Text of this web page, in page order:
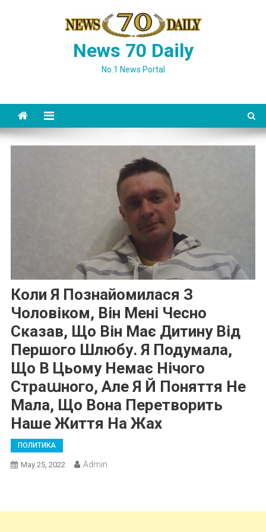
News 70 Daily
No.1 News Portal
Коли Я Познайомилася З
Чоловіком, Він Мені Чесно
Сказав, Що Він Має Дитину Від
Першого Шлюбу. Я Подумала,
Що В Цьому Немає Нічого
Страաного, Але Я Й Поняття Не
Мала, Що Вона Перетворить
Наше Життя На Жах
ПОЛИТИКА
May 25, 2022 Admin